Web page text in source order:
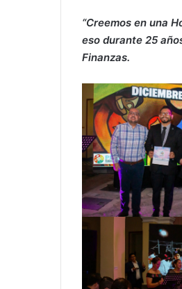
“Creemos en una
eso durante 25
Finanzas.